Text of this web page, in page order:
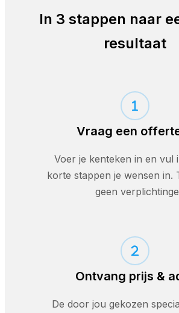
In 3 stappen naar
resultaat
Vraag een
Voer je kenteken in en vul
korte stappen je wensen in.
geen
Ontvang prijs &
De door jou gekozen